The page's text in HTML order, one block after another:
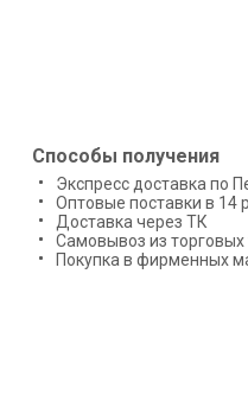
Способы получения
Экспресс доставка по
Оптовые поставки в 14
Доставка через ТК
Самовывоз из торговых
Покупка в фирменных